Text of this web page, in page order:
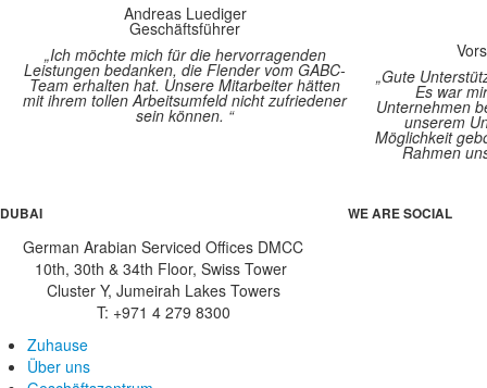
Andreas Luediger
Geschäftsführer
„Ich möchte mich für die hervorragenden
Leistungen bedanken, die Flender vom GABC-
Team erhalten hat. Unsere Mitarbeiter hätten
mit ihrem tollen Arbeitsumfeld nicht zufriedener
sein können. “
„Gute
Es war
Unternehmen
unserem
Möglichkeit
Rahmen
DUBAI
German Arabian Serviced Offices DMCC
10th, 30th & 34th Floor, Swiss Tower
Cluster Y, Jumeirah Lakes Towers
T: +971 4 279 8300
WE ARE SOCIAL
Zuhause
Über uns